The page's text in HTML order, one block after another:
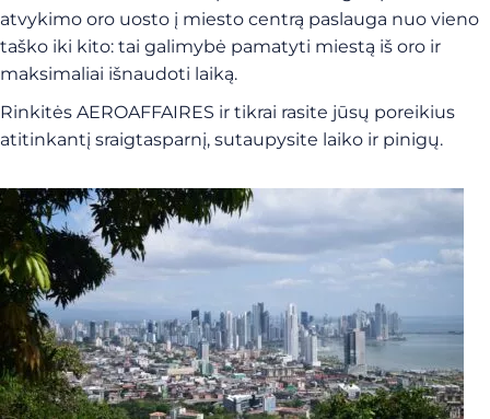
atvykimo oro uosto į miesto centrą paslauga nuo vieno
taško iki kito: tai galimybė pamatyti miestą iš oro ir
maksimaliai išnaudoti laiką.
Rinkitės AEROAFFAIRES ir tikrai rasite jūsų poreikius
atitinkantį sraigtasparnį, sutaupysite laiko ir pinigų.